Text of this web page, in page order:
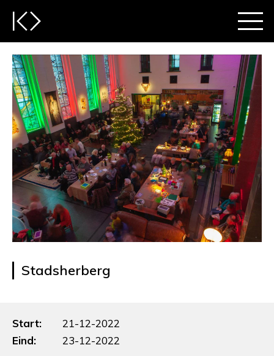
Stadsherberg
Start:
21-12-2022
Eind:
23-12-2022